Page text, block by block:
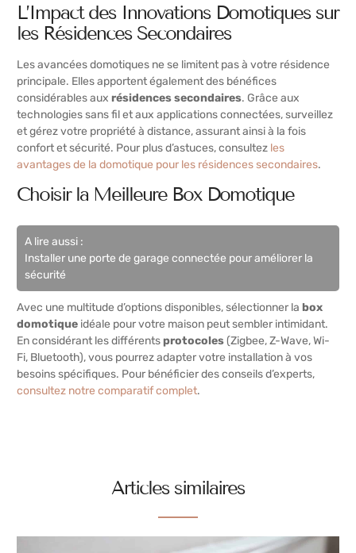
L’Impact des Innovations Domotiques sur
les Résidences Secondaires
Les avancées domotiques ne se limitent pas à votre résidence
principale. Elles apportent également des bénéfices
considérables aux résidences secondaires. Grâce aux
technologies sans fil et aux applications connectées, surveillez
et gérez votre propriété à distance, assurant ainsi à la fois
confort et sécurité. Pour plus d’astuces, consultez les
avantages de la domotique pour les résidences secondaires.
Choisir la Meilleure Box Domotique
A lire aussi :
Installer une porte de garage connectée pour améliorer la
sécurité
Avec une multitude d’options disponibles, sélectionner la box
domotique idéale pour votre maison peut sembler intimidant.
En considérant les différentsprotocoles(Zigbee, Z-Wave, Wi-
Fi, Bluetooth), vous pourrez adapter votre installation à vos
besoins spécifiques. Pour bénéficier des conseils d’experts,
consultez notre comparatif complet.
Articles similaires